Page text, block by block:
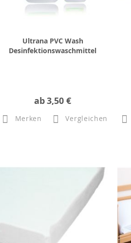
Ultrana PVC Wash
Desinfektionswaschmittel
ab3,50 €
Merken Vergleichen